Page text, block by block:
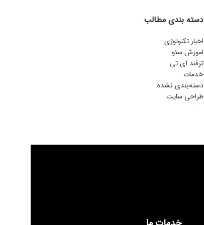
دسته بندی مطالب
اخبار تکنولوژی
اموزش سئو
ترفند آی تی
خدمات
دسته‌بندی نشده
طراحی سایت